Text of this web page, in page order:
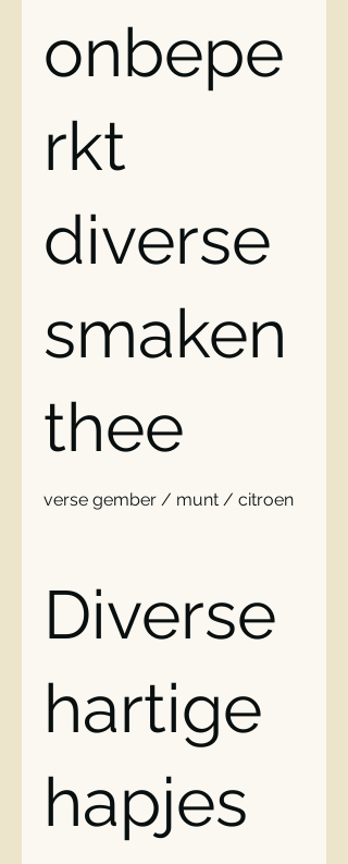
onbepe
rkt
diverse
smaken
thee
verse gember / munt / citroen
Diverse
hartige
hapjes